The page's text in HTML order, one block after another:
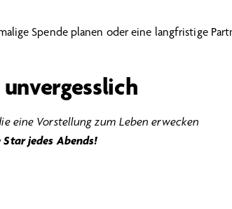
Spende planen oder eine langfristige
eine Vorstellung zum Leben erwecken
jedes Abends!